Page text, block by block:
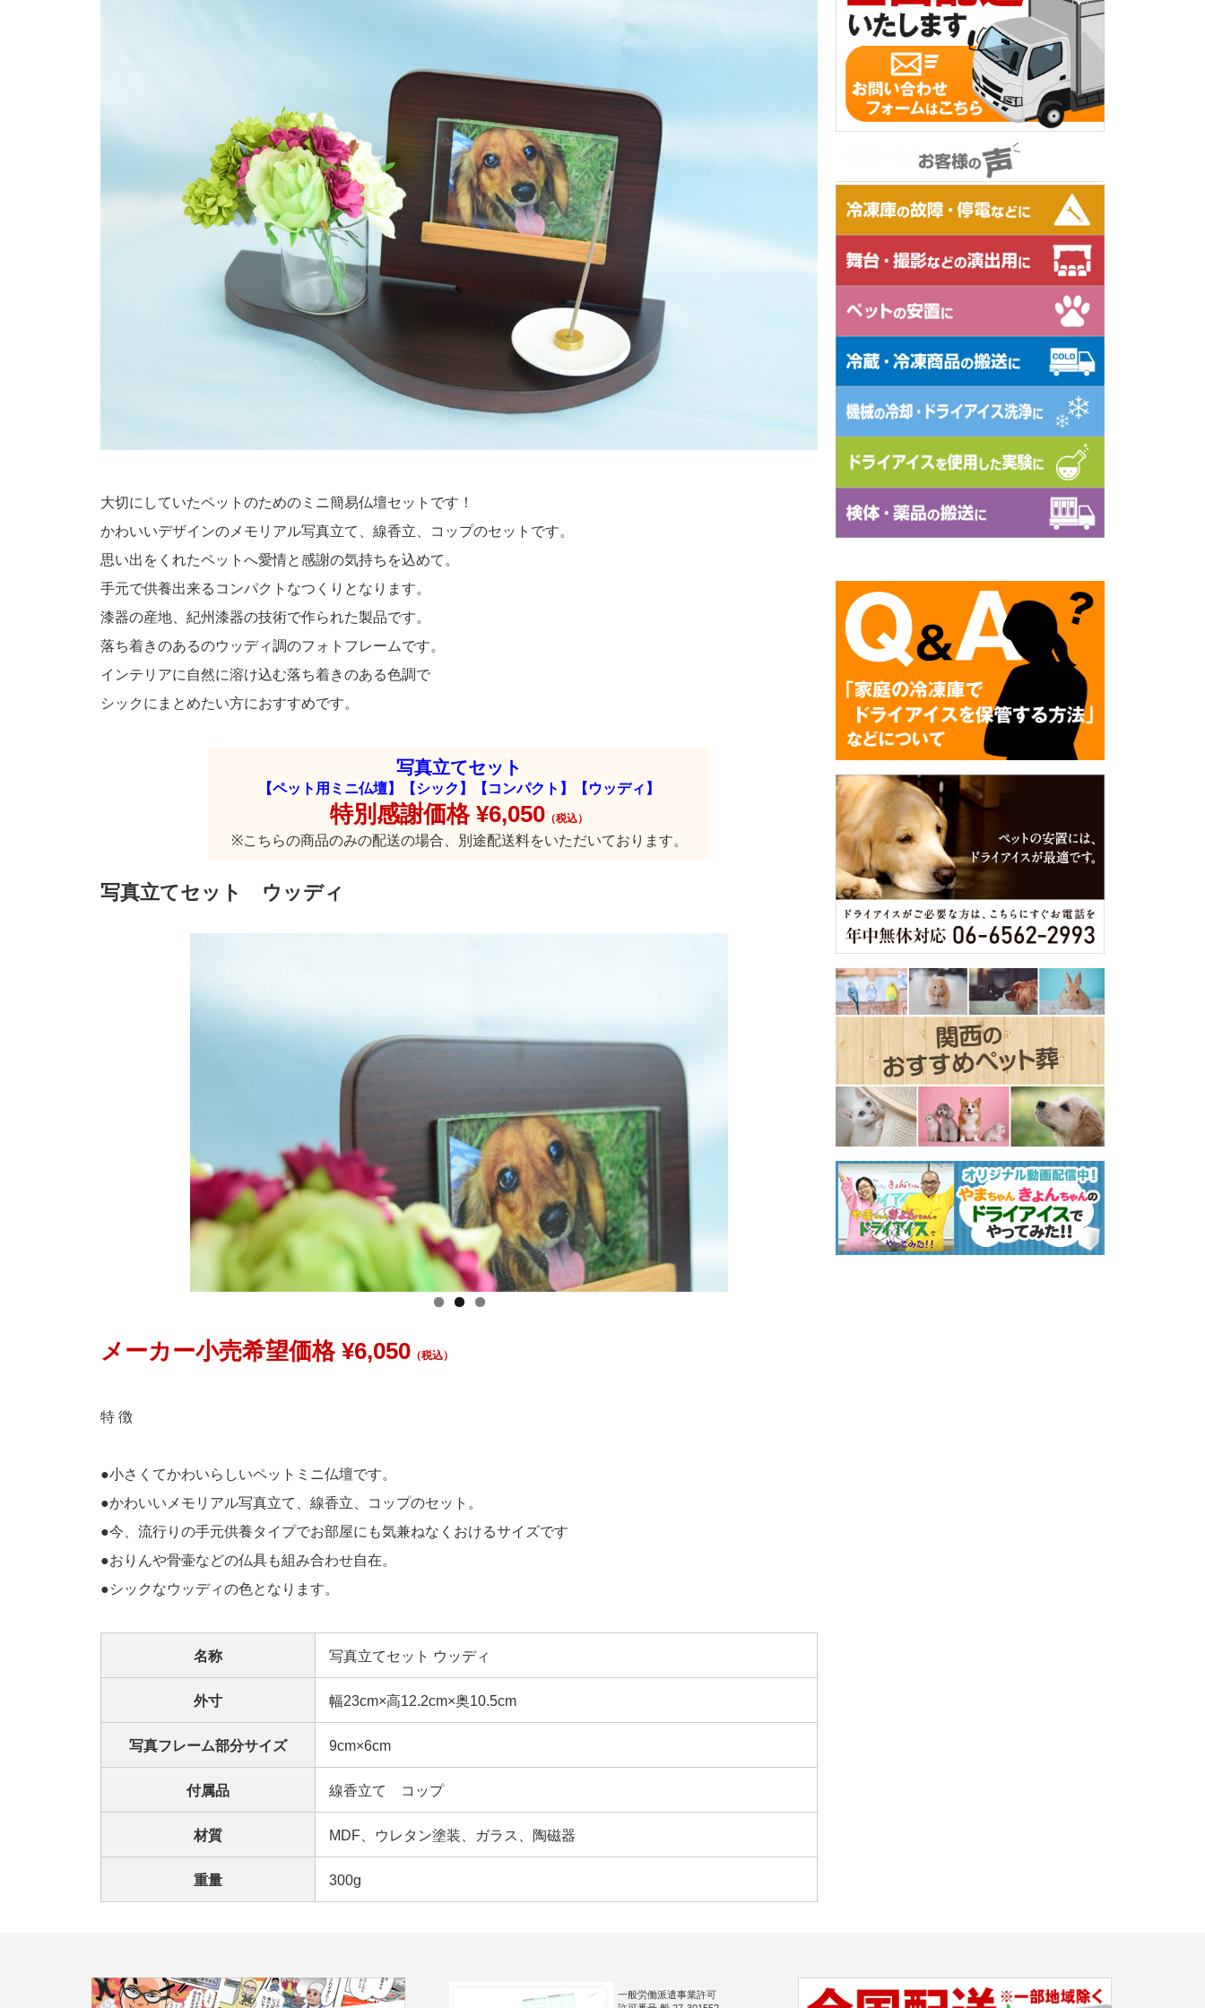
大切にしていたペットのためのミニ簡易仏壇セットです！
かわいいデザインのメモリアル写真立て、線香立、コップのセットです。
思い出をくれたペットへ愛情と感謝の気持ちを込めて。
手元で供養出来るコンパクトなつくりとなります。
漆器の産地、紀州漆器の技術で作られた製品です。
落ち着きのあるのウッディ調のフォトフレームです。
インテリアに自然に溶け込む落ち着きのある色調で
シックにまとめたい方におすすめです。
写真立てセット
【ペット用ミニ仏壇】【シック】【コンパクト】【ウッディ】
特別感謝価格 ¥6,050 （税込）
※こちらの商品のみの配送の場合、別途配送料をいただいております。
写真立てセット ウッディ
メーカー小売希望価格 ¥6,050 （税込）
特 徴
●小さくてかわいらしいペットミニ仏壇です。
●かわいいメモリアル写真立て、線香立、コップのセット。
●今、流行りの手元供養タイプでお部屋にも気兼ねなくおけるサイズです
●おりんや骨壷などの仏具も組み合わせ自在。
●シックなウッディの色となります。
名称 写真立てセット ウッディ
外寸 幅23cm×高12.2cm×奥10.5cm
写真フレーム部分サイズ 9cm×6cm
付属品 線香立て コップ
材質 MDF、ウレタン塗装、ガラス、陶磁器
重量 300g
一般労働派遣事業許可